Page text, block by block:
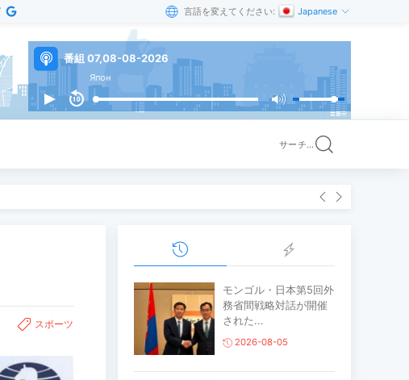
言語を変えてください: Japanese
番組 07,08-08-2026
Япон
サーチ...
スポーツ
モンゴル・日本第5回外
務省間戦略対話が開催
された...
2026-08-05